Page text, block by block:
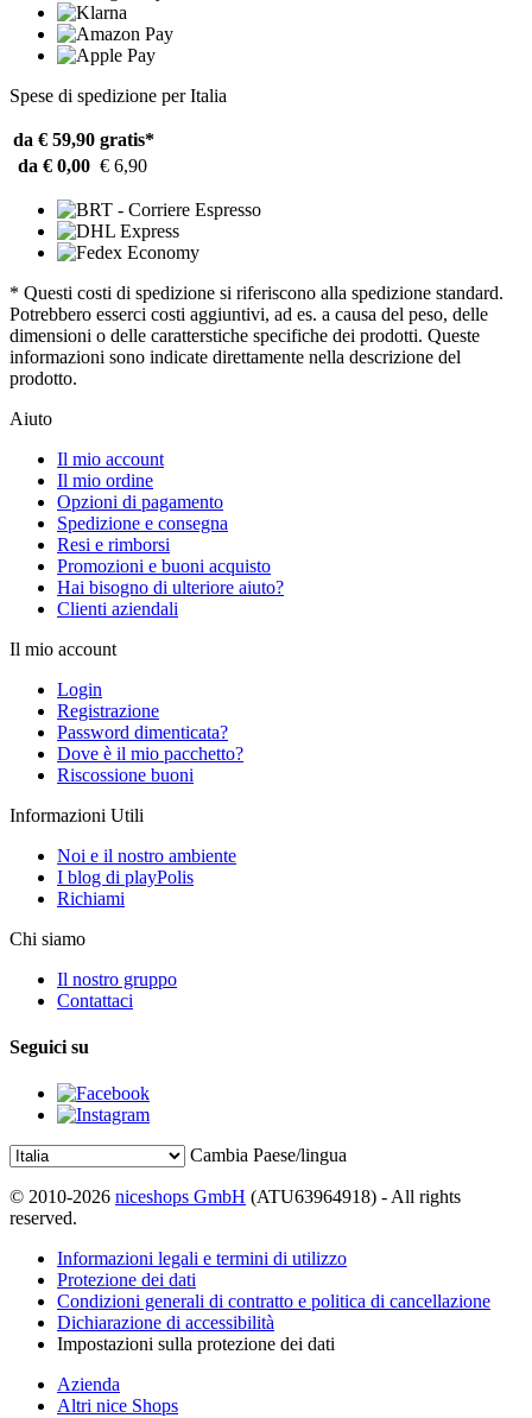
Spese di spedizione per Italia
da € 59,90 gratis*
da € 0,00 € 6,90
* Questi costi di spedizione si riferiscono alla spedizione standard.
Potrebbero esserci costi aggiuntivi, ad es. a causa del peso, delle
dimensioni o delle caratterstiche specifiche dei prodotti. Queste
informazioni sono indicate direttamente nella descrizione del
prodotto.
Aiuto
Il mio account
Il mio ordine
Opzioni di pagamento
Spedizione e consegna
Resi e rimborsi
Promozioni e buoni acquisto
Hai bisogno di ulteriore aiuto?
Clienti aziendali
Il mio account
Login
Registrazione
Password dimenticata?
Dove è il mio pacchetto?
Riscossione buoni
Informazioni Utili
Noi e il nostro ambiente
I blog di playPolis
Richiami
Chi siamo
Il nostro gruppo
Contattaci
Seguici su
Cambia Paese/lingua
© 2010-2026 niceshops GmbH (ATU63964918) - All rights
reserved.
Informazioni legali e termini di utilizzo
Protezione dei dati
Condizioni generali di contratto e politica di cancellazione
Dichiarazione di accessibilità
Impostazioni sulla protezione dei dati
Azienda
Altri nice Shops